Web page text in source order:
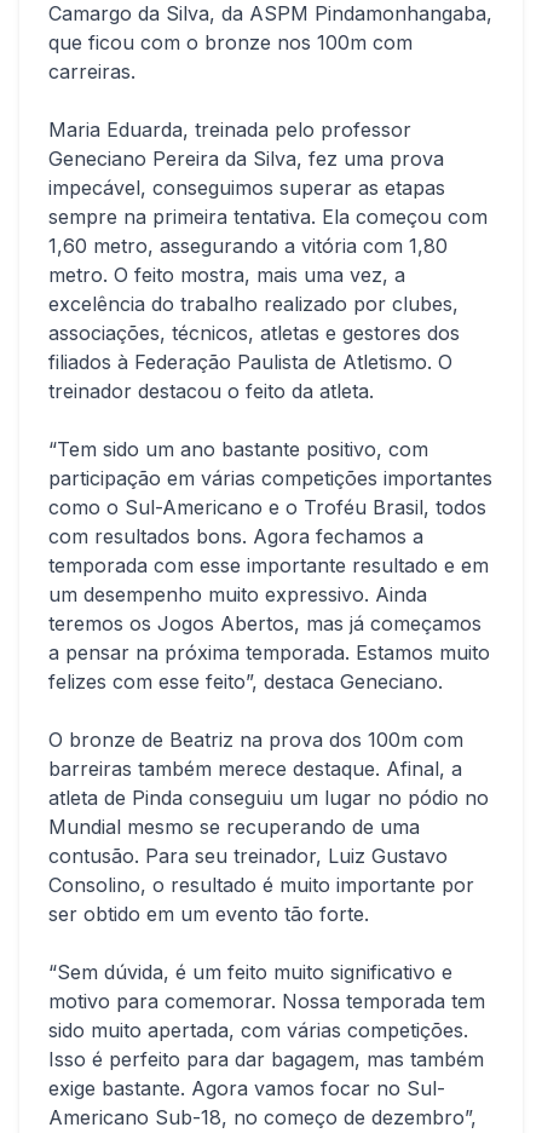
Camargo da Silva, da ASPM Pindamonhangaba,
que ficou com o bronze nos 100m com
carreiras.
Maria Eduarda, treinada pelo professor
Geneciano Pereira da Silva, fez uma prova
impecável, conseguimos superar as etapas
sempre na primeira tentativa. Ela começou com
1,60 metro, assegurando a vitória com 1,80
metro. O feito mostra, mais uma vez, a
excelência do trabalho realizado por clubes,
associações, técnicos, atletas e gestores dos
filiados à Federação Paulista de Atletismo. O
treinador destacou o feito da atleta.
“Tem sido um ano bastante positivo, com
participação em várias competições importantes
como o Sul-Americano e o Troféu Brasil, todos
com resultados bons. Agora fechamos a
temporada com esse importante resultado e em
um desempenho muito expressivo. Ainda
teremos os Jogos Abertos, mas já começamos
a pensar na próxima temporada. Estamos muito
felizes com esse feito”, destaca Geneciano.
O bronze de Beatriz na prova dos 100m com
barreiras também merece destaque. Afinal, a
atleta de Pinda conseguiu um lugar no pódio no
Mundial mesmo se recuperando de uma
contusão. Para seu treinador, Luiz Gustavo
Consolino, o resultado é muito importante por
ser obtido em um evento tão forte.
“Sem dúvida, é um feito muito significativo e
motivo para comemorar. Nossa temporada tem
sido muito apertada, com várias competições.
Isso é perfeito para dar bagagem, mas também
exige bastante. Agora vamos focar no Sul-
Americano Sub-18, no começo de dezembro”,